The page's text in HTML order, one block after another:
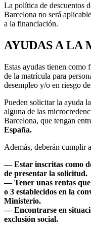
La política de descuentos
Barcelona no será
a la financiación.
AYUDAS A LA
Estas ayudas tienen
de la matrícula para
desempleo y/o en riesgo
Pueden solicitar la ayuda
alguna de las
Barcelona, que tengan
España.
Además, deberán cumplir
— Estar inscritas como
de presentar la solicitud.
— Tener unas rentas que
o 3 establecidos en la
Ministerio.
— Encontrarse en
exclusión social.